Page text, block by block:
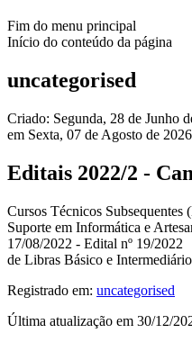
Fim do menu principal
Início do conteúdo da página
uncategorised
Criado: Segunda, 28 de Junho
em Sexta, 07 de Agosto de
Editais 2022/2 -
Cursos Técnicos Subsequentes
Suporte em Informática e
17/08/2022 - Edital nº 19/
de Libras Básico e
Registrado em: uncategorised
Última atualização em 30/12/